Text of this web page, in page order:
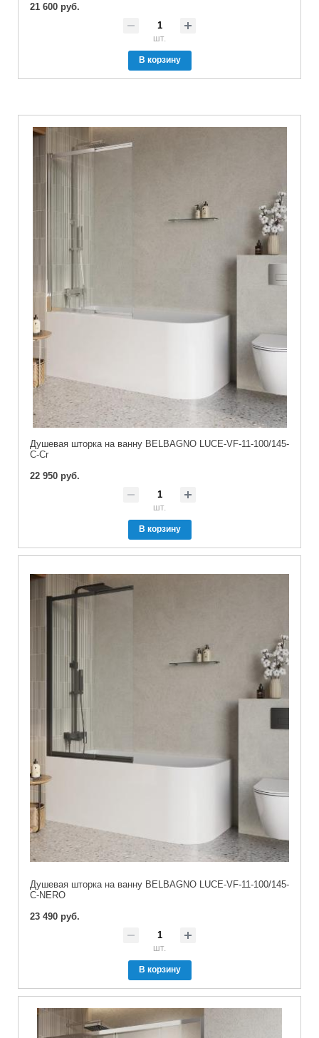
21 600 руб.
шт.
В корзину
Душевая шторка на ванну BELBAGNO LUCE-VF-11-100/145-
C-Cr
22 950 руб.
шт.
В корзину
Душевая шторка на ванну BELBAGNO LUCE-VF-11-100/145-
C-NERO
23 490 руб.
шт.
В корзину